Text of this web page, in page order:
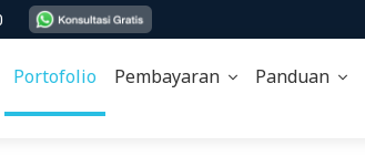
Portofolio Pembayaran Panduan